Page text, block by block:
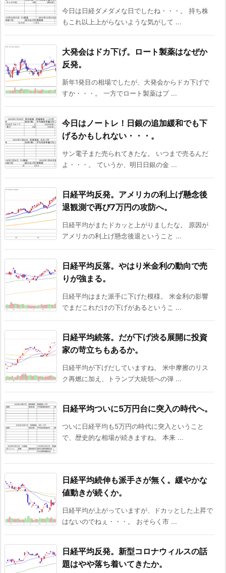
今日は日経ダメダメな日でしたね・・・。 持ち株
もこれ以上上がらないような気がして ...
大発会はドカ下げ。ロート製薬はなぜか
反発。
新年1発目の相場でしたが、大発会からドカ下げで
すか・・・。 一方でロート製薬はプ ...
今日はノートレ！日銀の追加緩和でも下
げるかもしれない・・・。
サン電子また売られてきたな。 いつまで売るんだ
よ・・・。 ていうか、明日日銀の金 ...
日経平均反発。アメリカの利上げ懸念後
退観測で再び7万円の攻防へ。
日経平均がまたドカッと上がりましたな。 原因が
アメリカの利上げ懸念後退ということ ...
日経平均反落。やはり米金利の動向で売
りが強まる。
日経平均はまた派手に下げた模様。 米金利の影響
でまだこれだけの下げがあるというこ ...
日経平均続落。だが下げ渋る展開に投資
家の苛立ちもあるか。
日経平均が下げだしていますね。 米中摩擦のリス
ク再燃に加え、トランプ大統領への弾 ...
日経平均ついに5万円台に突入の時代へ。
ついに日経平均も5万円の時代に突入ということ
で、歴史的な相場が続きますね。 本来 ...
日経平均続伸も派手さが無く。緩やかな
値動きが続くか。
日経平均が上がっていますが、ドカッとした上昇で
はないのでねぇ・・・。 おそらく市 ...
日経平均反発。新型コロナウィルスの話
題はやや落ち着いてきたか。